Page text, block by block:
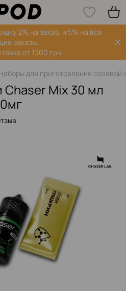
2% на заказ, и 5% на все
заказы.
от 1000 грн.
для приготовления солевой
Mix 30 мл